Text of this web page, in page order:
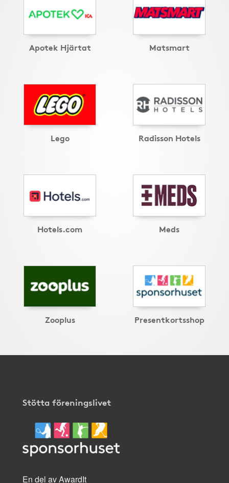
Apotek Hjärtat Matsmart
Lego Radisson Hotels
Hotels.com Meds
Zooplus Presentkortsshop
Stötta föreningslivet
En del av AwardIt